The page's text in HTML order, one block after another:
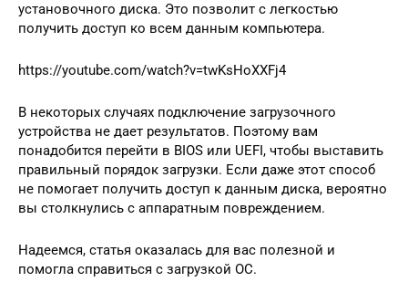
установочного диска. Это позволит с легкостью
получить доступ ко всем данным компьютера.
https://youtube.com/watch?v=twKsHoXXFj4
В некоторых случаях подключение загрузочного
устройства не дает результатов. Поэтому вам
понадобится перейти в BIOS или UEFI, чтобы выставить
правильный порядок загрузки. Если даже этот способ
не помогает получить доступ к данным диска, вероятно
вы столкнулись с аппаратным повреждением.
Надеемся, статья оказалась для вас полезной и
помогла справиться с загрузкой ОС.